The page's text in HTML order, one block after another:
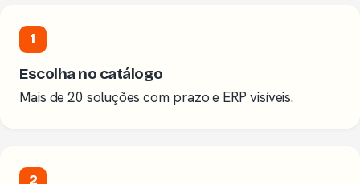
1
Escolha no catálogo
Mais de 20 soluções com prazo e ERP visíveis.
2